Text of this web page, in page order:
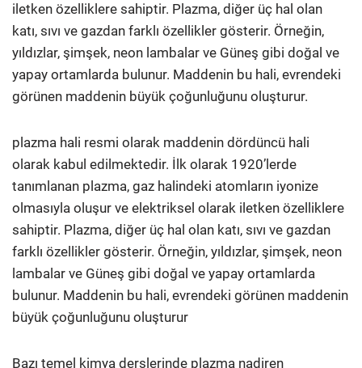
iletken özelliklere sahiptir. Plazma, diğer üç hal olan
katı, sıvı ve gazdan farklı özellikler gösterir. Örneğin,
yıldızlar, şimşek, neon lambalar ve Güneş gibi doğal ve
yapay ortamlarda bulunur. Maddenin bu hali, evrendeki
görünen maddenin büyük çoğunluğunu oluşturur​.
plazma hali resmi olarak maddenin dördüncü hali
olarak kabul edilmektedir. İlk olarak 1920’lerde
tanımlanan plazma, gaz halindeki atomların iyonize
olmasıyla oluşur ve elektriksel olarak iletken özelliklere
sahiptir. Plazma, diğer üç hal olan katı, sıvı ve gazdan
farklı özellikler gösterir. Örneğin, yıldızlar, şimşek, neon
lambalar ve Güneş gibi doğal ve yapay ortamlarda
bulunur. Maddenin bu hali, evrendeki görünen maddenin
büyük çoğunluğunu oluşturur​
Bazı temel kimya derslerinde plazma nadiren